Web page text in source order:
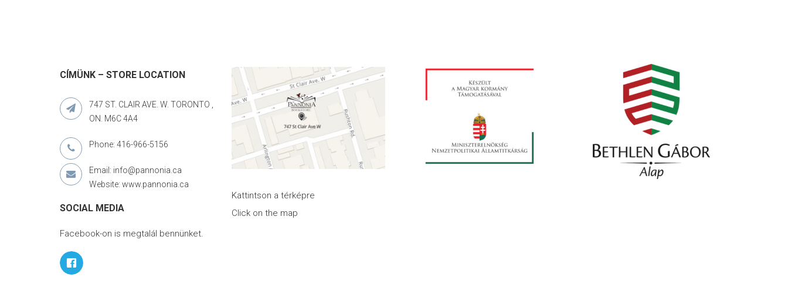
CÍMÜNK – STORE LOCATION
747 ST. CLAIR AVE. W. TORONTO ,
ON. M6C 4A4
Phone: 416-966-5156
Email: info@pannonia.ca
Website: www.pannonia.ca
SOCIAL MEDIA
Facebook-on is megtalál bennünket.
Kattintson a térképre
Click on the map